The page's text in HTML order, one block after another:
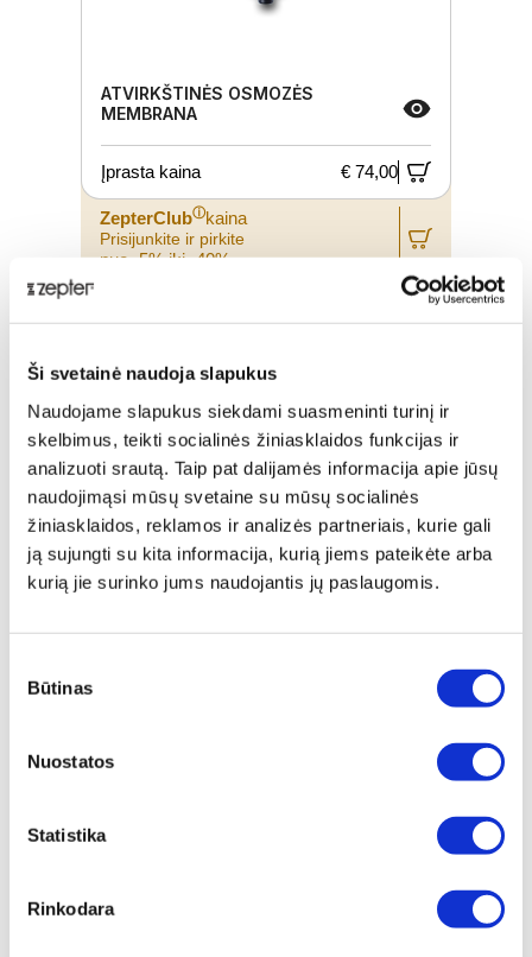
Ši svetainė naudoja slapukus
Naudojame slapukus siekdami suasmeninti turinį ir
skelbimus, teikti socialinės žiniasklaidos funkcijas ir
analizuoti srautą. Taip pat dalijamės informacija apie jūsų
naudojimąsi mūsų svetaine su mūsų socialinės
žiniasklaidos, reklamos ir analizės partneriais, kurie gali
ją sujungti su kita informacija, kurią jiems pateikėte arba
kurią jie surinko jums naudojantis jų paslaugomis.
pasirinkimas
Būtinas
Nuostatos
Statistika
Rinkodara
ATVIRKŠTINĖS OSMOZĖS
MEMBRANA
Įprasta kaina € 74,00
ZepterClubⓘkaina
Prisijunkite ir pirkite
nuo -5% iki -40%